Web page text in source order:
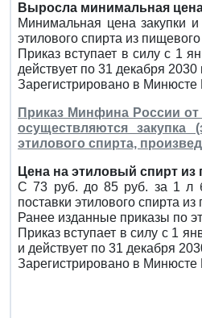
Выросла минимальная
Минимальная цена закупки
этилового спирта из
Приказ вступает в силу с 1
действует по 31 декабря 2030
Зарегистрировано в Минюсте
Приказ Минфина России от
осуществляются закупка
этилового спирта,
Цена на этиловый спирт
С 73 руб. до 85 руб. за 1 л
поставки этилового спирта
Ранее изданные приказы по
Приказ вступает в силу с 1
и действует по 31 декабря
Зарегистрировано в Минюсте